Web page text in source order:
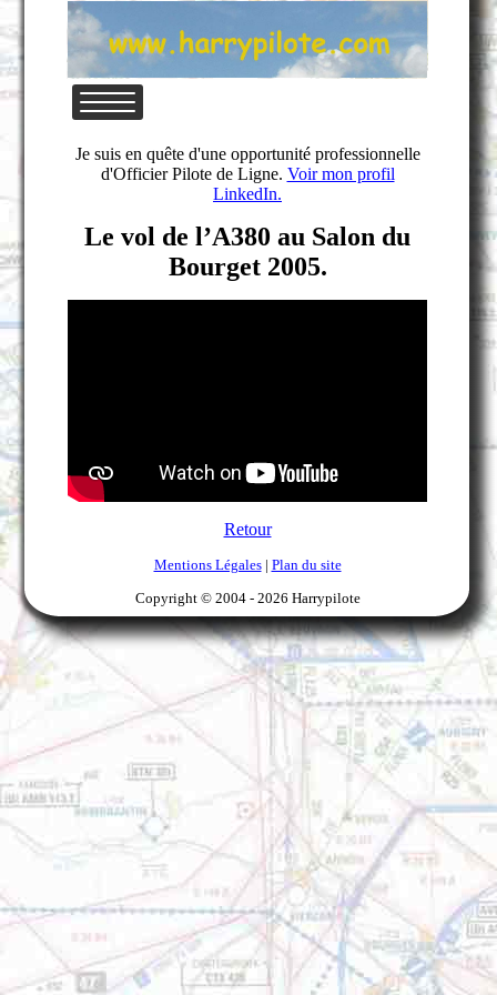
Je suis en quête d'une opportunité professionnelle
d'Officier Pilote de Ligne. Voir mon profil
LinkedIn.
Le vol de l’A380 au Salon du
Bourget 2005.
Retour
Mentions Légales| Plan du site
Copyright © 2004 - 2026 Harrypilote